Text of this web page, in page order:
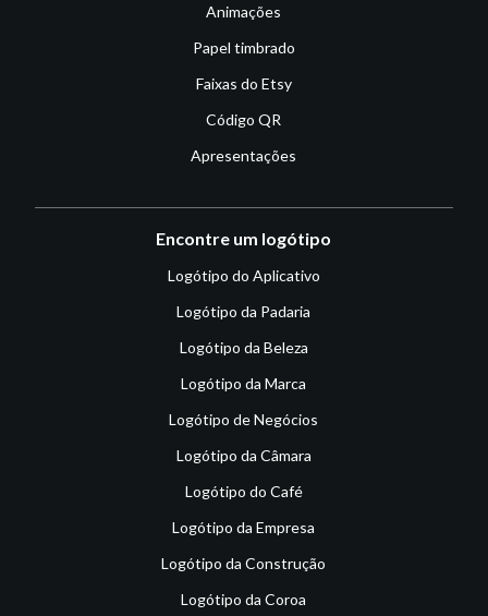
Animações
Papel timbrado
Faixas do Etsy
Código QR
Apresentações
Encontre um logótipo
Logótipo do Aplicativo
Logótipo da Padaria
Logótipo da Beleza
Logótipo da Marca
Logótipo de Negócios
Logótipo da Câmara
Logótipo do Café
Logótipo da Empresa
Logótipo da Construção
Logótipo da Coroa